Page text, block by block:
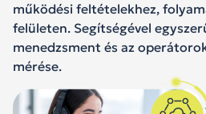
működési feltételekhez,
felületen. Segítségével
menedzsment és az
mérése.